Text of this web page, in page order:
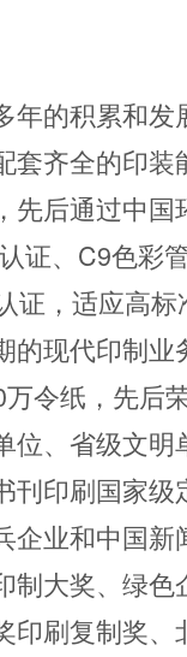
的积累和发
套齐全的印装
先后通过中国
证、C9色彩
证，适应高
的现代印制业
令纸，先后
位、省级文明
刊印刷国家级
企业和中国新
制大奖、绿色
印刷复制奖、